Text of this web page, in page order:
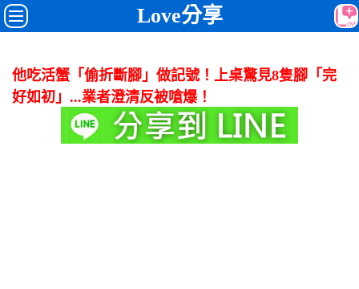
Love分享
他吃活蟹「偷折斷腳」做記號！上桌驚見8隻腳「完
好如初」...業者澄清反被嗆爆！